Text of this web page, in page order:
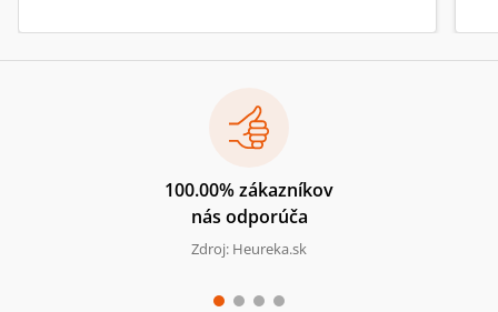
100.00% zákazníkov
nás odporúča
Zdroj: Heureka.sk